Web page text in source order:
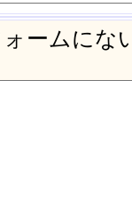
ームにな